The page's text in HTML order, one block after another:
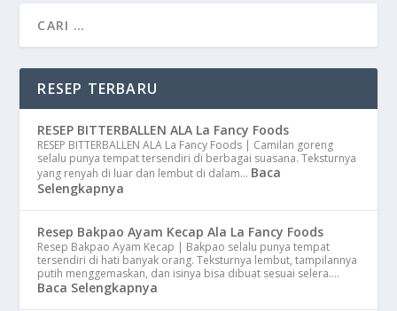
RESEP TERBARU
RESEP BITTERBALLEN ALA La Fancy Foods
RESEP BITTERBALLEN ALA La Fancy Foods | Camilan goreng
selalu punya tempat tersendiri di berbagai suasana. Teksturnya
yang renyah di luar dan lembut di dalam… Baca
Selengkapnya
Resep Bakpao Ayam Kecap Ala La Fancy Foods
Resep Bakpao Ayam Kecap | Bakpao selalu punya tempat
tersendiri di hati banyak orang. Teksturnya lembut, tampilannya
putih menggemaskan, dan isinya bisa dibuat sesuai selera.…
Baca Selengkapnya